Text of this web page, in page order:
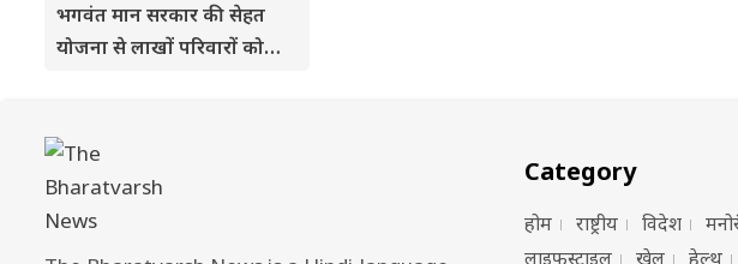
भगवंत मान सरकार की सेहत
योजना से लाखों परिवारों को
Category
होम राष्ट्रीय विदेश
लाइफस्टाइल
खेल हेल्थ